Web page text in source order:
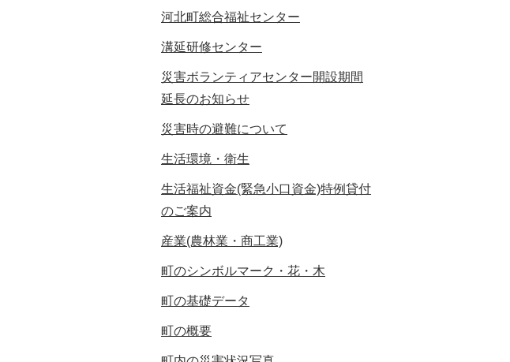
河北町総合福祉センター
溝延研修センター
災害ボランティアセンター開設期間
延長のお知らせ
災害時の避難について
生活環境・衛生
生活福祉資金(緊急小口資金)特例貸付
のご案内
産業(農林業・商工業)
町のシンボルマーク・花・木
町の基礎データ
町の概要